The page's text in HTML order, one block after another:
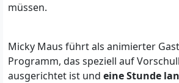
müssen.
Micky Maus führt als animierter
Programm, das speziell auf
ausgerichtet ist und eine Stunde